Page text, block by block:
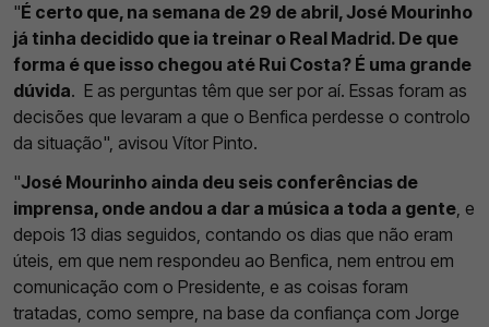
"É certo que, na semana de 29 de abril, José Mourinho
já tinha decidido que ia treinar o Real Madrid. De que
forma é que isso chegou até Rui Costa? É uma grande
dúvida. E as perguntas têm que ser por aí. Essas foram as
decisões que levaram a que o Benfica perdesse o controlo
da situação", avisou Vítor Pinto.
"José Mourinho ainda deu seis conferências de
imprensa, onde andou a dar a música a toda a gente, e
depois 13 dias seguidos, contando os dias que não eram
úteis, em que nem respondeu ao Benfica, nem entrou em
comunicação com o Presidente, e as coisas foram
tratadas, como sempre, na base da confiança com Jorge